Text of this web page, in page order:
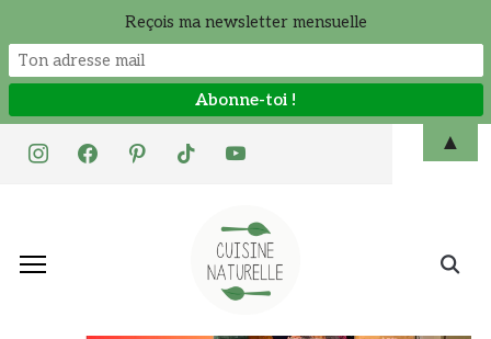
instagramfacebookpinteresttiktok youtube
Search
Reçois ma newsletter mensuelle
▲